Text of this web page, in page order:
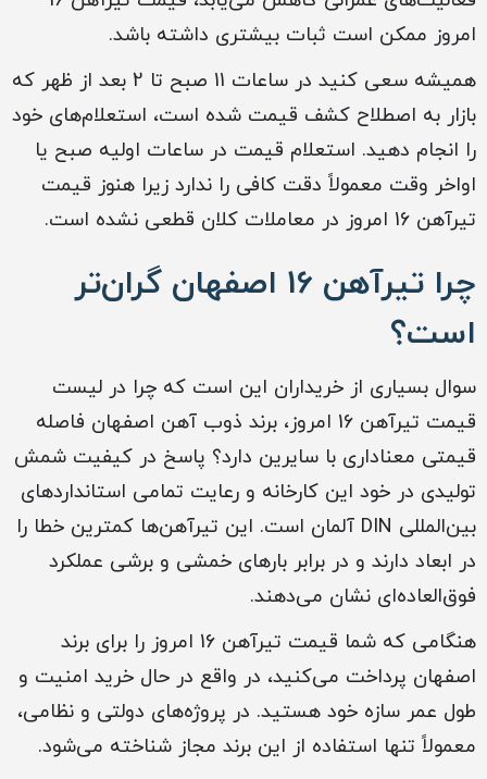
امروز ممکن است ثبات بیشتری داشته باشد.
همیشه سعی کنید در ساعات 11 صبح تا 2 بعد از ظهر که
بازار به اصطلاح کشف قیمت شده است، استعلام‌های خود
را انجام دهید. استعلام قیمت در ساعات اولیه صبح یا
اواخر وقت معمولاً دقت کافی را ندارد زیرا هنوز قیمت
تیرآهن 16 امروز در معاملات کلان قطعی نشده است.
چرا تیرآهن 16 اصفهان گران‌تر
است؟
سوال بسیاری از خریداران این است که چرا در لیست
قیمت تیرآهن 16 امروز، برند ذوب آهن اصفهان فاصله
قیمتی معناداری با سایرین دارد؟ پاسخ در کیفیت شمش
تولیدی در خود این کارخانه و رعایت تمامی استانداردهای
بین‌المللی DIN آلمان است. این تیرآهن‌ها کمترین خطا را
در ابعاد دارند و در برابر بارهای خمشی و برشی عملکرد
فوق‌العاده‌ای نشان می‌دهند.
هنگامی که شما قیمت تیرآهن 16 امروز را برای برند
اصفهان پرداخت می‌کنید، در واقع در حال خرید امنیت و
طول عمر سازه خود هستید. در پروژه‌های دولتی و نظامی،
معمولاً تنها استفاده از این برند مجاز شناخته می‌شود.